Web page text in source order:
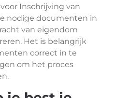
Inschrijving van
nodige documenten in
van eigendom
Het is belangrijk
correct in te
om het proces